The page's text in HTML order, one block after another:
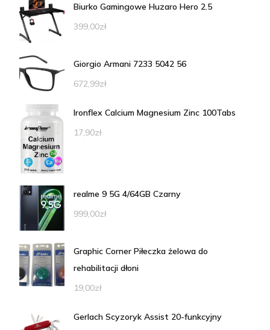
Biurko Gamingowe Huzaro Hero 2.5
399,00zł
Giorgio Armani 7233 5042 56
672,99zł
Ironflex Calcium Magnesium Zinc 100Tabs
17,90zł
realme 9 5G 4/64GB Czarny
999,00zł
Graphic Corner Piłeczka żelowa do
rehabilitacji dłoni
19,00zł
Gerlach Scyzoryk Assist 20-funkcyjny